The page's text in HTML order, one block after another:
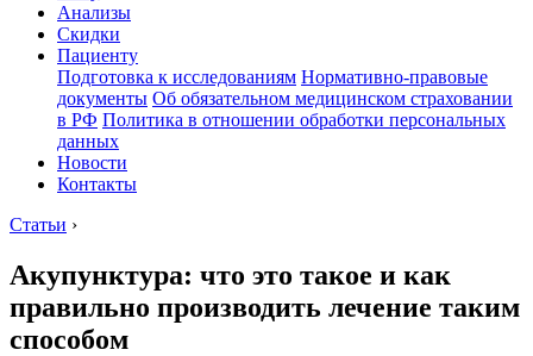
Анализы
Скидки
Пациенту
Подготовка к исследованиям Нормативно-правовые
документы Об обязательном медицинском страховании
в РФ Политика в отношении обработки персональных
данных
Новости
Контакты
Статьи ›
Акупунктура: что это такое и как
правильно производить лечение таким
способом